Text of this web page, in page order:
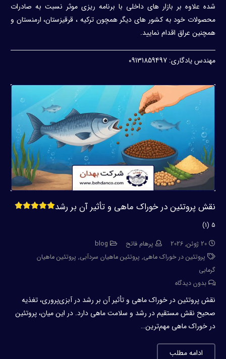
شده علاوه بر بازار های داخلی با برنامه ریزی موثر نسبت به صادرات
محصولات خود به کشور های دیگر همچون ترکیه ، قرقیزستان، ارمنستان و
همچنین عراق اقدام نمایید.
مهندس یادگاری: 09131859497
نقش پروتئین در خوراک ماهی و تأثیر آن بر رشد
5 (1)
پرهام فاتح
blog
پروتئین در خوراک ماهی, پروتئین ماهیان سردآبی, پروتئین ماهیان
گرمابی
بدون دیدگاه
نقش پروتئین در خوراک ماهی و تأثیر آن بر رشد در آبزی‌پروری، تغذیه
صحیح نقش مستقیم در رشد و سلامت ماهی دارد. در این میان، پروتئین
در خوراک ماهی مهم‌ترین…
ادامه مطلب